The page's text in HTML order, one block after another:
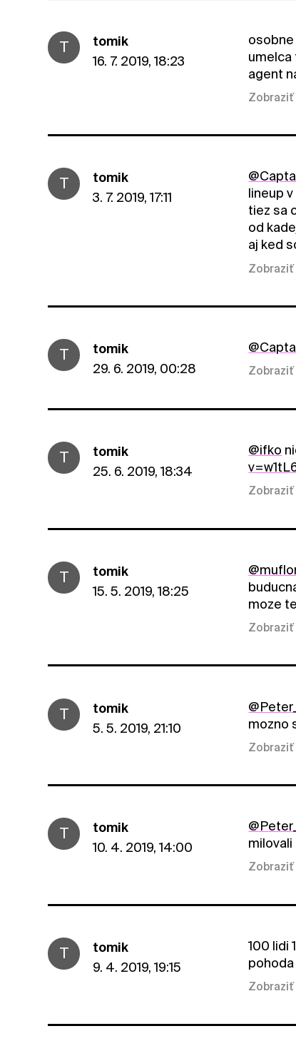
T
tomik
16. 7. 2019, 18:23
osobne
umelca
agent
Zobraziť
T
tomik
3. 7. 2019, 17:11
lineup
tiez sa
od
aj ked
Zobraziť
T
tomik
29. 6. 2019, 00:28
Zobraziť
T
tomik
25. 6. 2019, 18:34
@ifko
Zobraziť
T
tomik
15. 5. 2019, 18:25
moze
Zobraziť
T
tomik
5. 5. 2019, 21:10
mozno
Zobraziť
T
tomik
10. 4. 2019, 14:00
milovali
Zobraziť
T
tomik
9. 4. 2019, 19:15
100 lidi
Zobraziť